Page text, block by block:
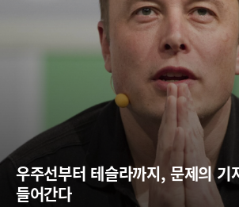
우주선부터 테슬라까지, 문제의 기
들어간다